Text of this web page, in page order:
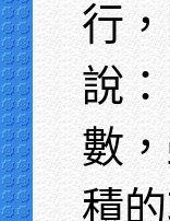
行
說
數
積